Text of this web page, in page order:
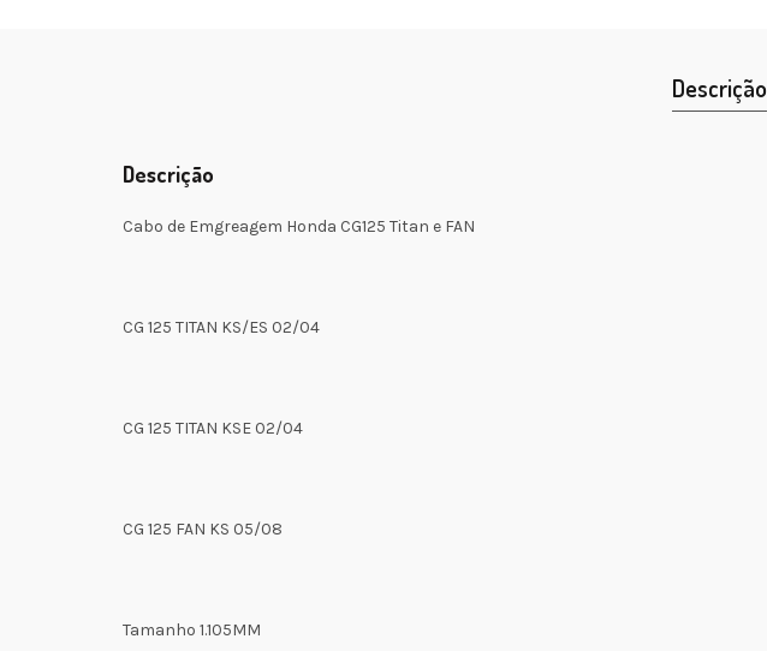
Descrição
Descrição
Cabo de Emgreagem Honda CG125 Titan e FAN
CG 125 TITAN KS/ES 02/04
CG 125 TITAN KSE 02/04
CG 125 FAN KS 05/08
Tamanho 1.105MM